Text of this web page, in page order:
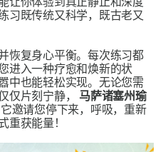
习既传统又科学，既古老又
恢复身心平衡。每次练习都
进入一种疗愈和焕新的状
中也能轻松实现。无论您需
仅片刻宁静， 马萨诸塞州瑜
邀请您停下来，呼吸，重新
重获能量！